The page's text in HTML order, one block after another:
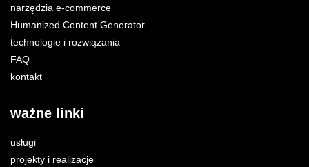
narzędzia e-commerce
Humanized Content Generator
technologie i rozwiązania
FAQ
kontakt
ważne linki
usługi
projekty i realizacje